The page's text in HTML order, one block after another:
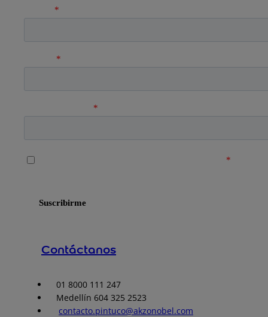
Contáctanos
01 8000 111 247
Medellín 604 325 2523
contacto.pintuco@akzonobel.com